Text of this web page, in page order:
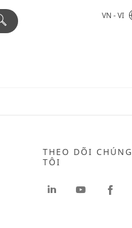
VN - VI
THEO DÕI CHÚNG
TÔI